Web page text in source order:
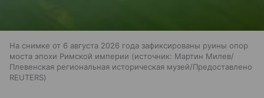
На снимке от 6 августа 2026 года зафиксированы руины опор
моста эпохи Римской империи
источник: Мартин Милев/
Плевенская региональная историческая музей/Предоставлено
REUTERS